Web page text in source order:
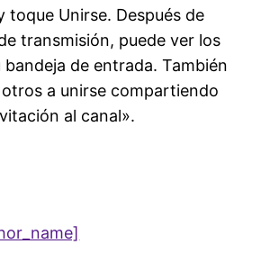
toque Unirse. Después de
transmisión, puede ver los
bandeja de entrada. También
a unirse compartiendo
al canal».